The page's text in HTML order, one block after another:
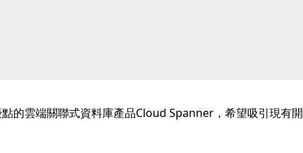
的雲端關聯式資料庫產品Cloud Spanner，希望吸引現有